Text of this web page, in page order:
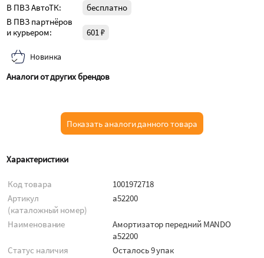
В ПВЗ АвтоТК:
бесплатно
В ПВЗ партнёров
и курьером:
601 ₽
Новинка
Аналоги от других брендов
Показать аналоги данного товара
Характеристики
Код товара
1001972718
Артикул
(каталожный номер)
a52200
Наименование
Амортизатор передний MANDO
a52200
Статус наличия
Осталось 9 упак